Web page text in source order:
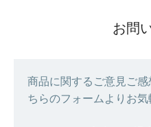
お問
商品に関するご意見ご
ちらのフォームよりお気